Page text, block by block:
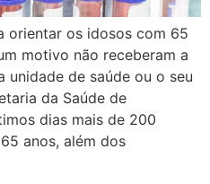
orientar os idosos com 65
motivo não receberam a
unidade de saúde ou o seu
da Saúde de
dias mais de 200
anos, além dos